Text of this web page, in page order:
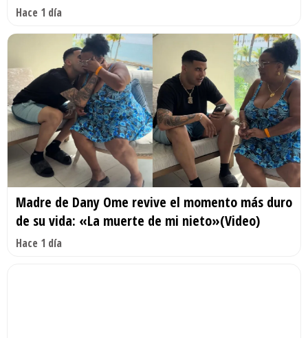
Hace 1 día
Madre de Dany Ome revive el momento más duro
de su vida: «La muerte de mi nieto»(Video)
Hace 1 día